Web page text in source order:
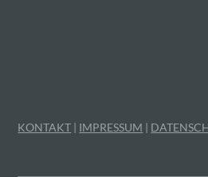
KONTAKT | IMPRESSUM |
Daten offengelegt
davon, ob es sich bei